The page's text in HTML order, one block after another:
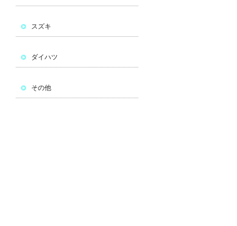
スズキ
ダイハツ
その他